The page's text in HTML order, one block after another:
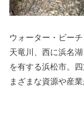
ウォーター・ビーチ
天竜川、西に浜名
を有する浜松市。
まざまな資源や産
ほか、楽器やオー